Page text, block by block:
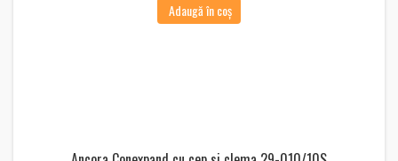
Adaugă în coș